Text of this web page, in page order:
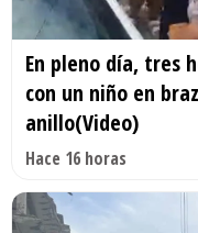
En pleno día, tres
con un niño en
anillo(Video)
Hace 16 horas